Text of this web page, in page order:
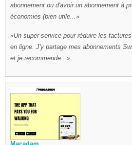
abonnement ou d'avoir un abonnement à
économies (bien utile...
Un super service pour réduire les
en ligne. J'y partage mes abonnements
et je recommende...